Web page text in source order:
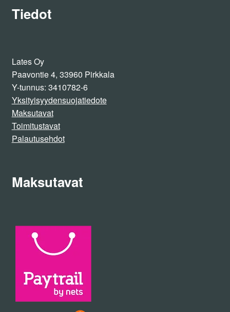
Tiedot
Lates Oy
Paavontie 4, 33960 Pirkkala
Y-tunnus: 3410782-6
Yksityisyydensuojatiedote
Maksutavat
Toimitustavat
Palautusehdot
Maksutavat